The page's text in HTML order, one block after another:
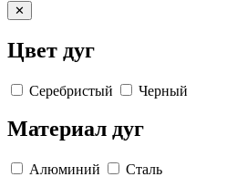
✕
Цвет дуг
Серебристый Черный
Материал дуг
Алюминий Сталь